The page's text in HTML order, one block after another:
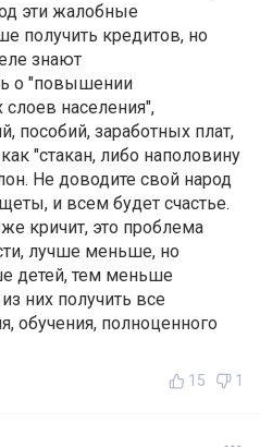
эти жалобные
получить кредитов, но
знают
о "повышении
населения",
пособий, заработных плат,
"стакан, либо наполовину
Не доводите свой народ
и всем будет счастье.
кричит, это проблема
лучше меньше, но
детей, тем меньше
них получить все
обучения, полноценного
15 1